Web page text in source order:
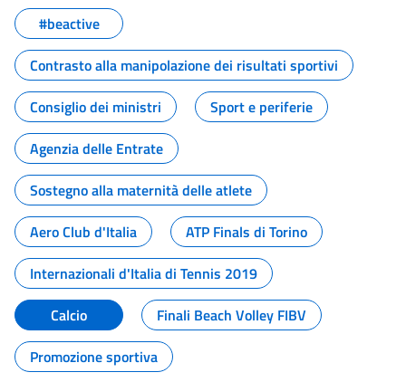
#beactive
Contrasto alla manipolazione dei risultati sportivi
Consiglio dei ministri
Sport e periferie
Agenzia delle Entrate
Sostegno alla maternità delle atlete
Aero Club d'Italia
ATP Finals di Torino
Internazionali d'Italia di Tennis 2019
Calcio
Finali Beach Volley FIBV
Promozione sportiva